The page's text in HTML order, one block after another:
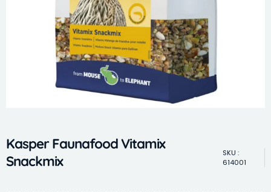
Kasper Faunafood Vitamix
Snackmix
SKU :
614001